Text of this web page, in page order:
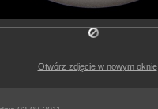
Otwórz zdjęcie w nowym oknie